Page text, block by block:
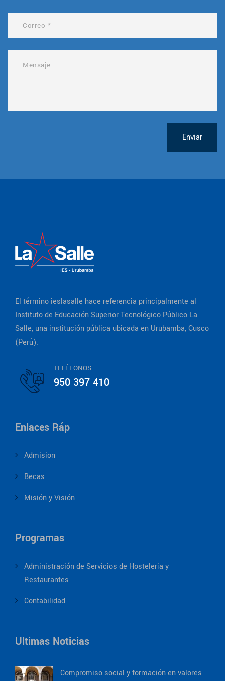
Enviar
El término ieslasalle hace referencia principalmente al
Instituto de Educación Superior Tecnológico Público La
Salle, una institución pública ubicada en Urubamba, Cusco
(Perú).
TELÉFONOS
950 397 410
Enlaces Ráp
Admision
Becas
Misión y Visión
Programas
Administración de Servicios de Hostelería y
Restaurantes
Contabilidad
Ultimas Noticias
Compromiso social y formación en valores